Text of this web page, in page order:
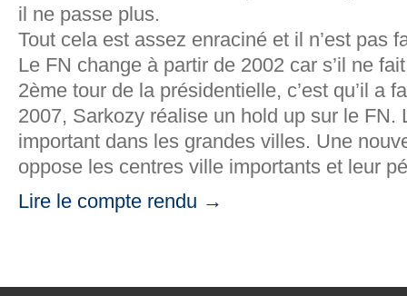
il ne passe plus.
Tout cela est assez enraciné et il n’est pas
Le FN change à partir de 2002 car s’il ne
2ème tour de la présidentielle, c’est qu’il a
2007, Sarkozy réalise un hold up sur le FN.
important dans les grandes villes. Une
oppose les centres ville importants et leur
Lire le compte rendu →